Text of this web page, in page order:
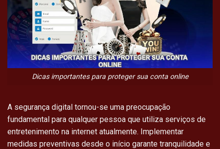
Dicas importantes para proteger sua conta online
A segurança digital tornou-se uma preocupação
fundamental para qualquer pessoa que utiliza serviços de
entretenimento na internet atualmente. Implementar
medidas preventivas desde o início garante tranquilidade e